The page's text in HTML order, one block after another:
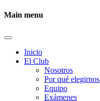
Main menu
Inicio
El Club
Nosotros
Por qué elegirnos
Equipo
Exámenes